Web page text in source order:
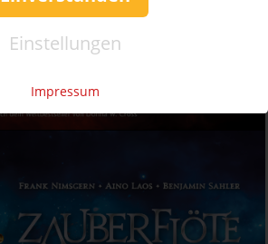
Einstellungen
Impressum